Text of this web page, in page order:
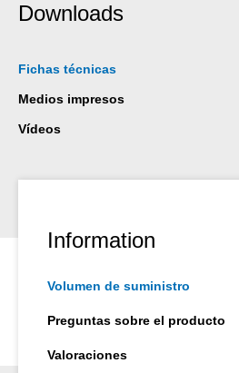
Downloads
Fichas técnicas
Medios impresos
Vídeos
Information
Volumen de suministro
Preguntas sobre el producto
Valoraciones